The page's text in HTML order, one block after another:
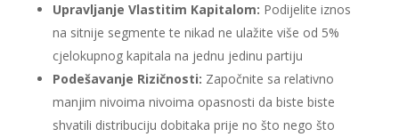
Upravljanje Vlastitim Kapitalom: Podijelite iznos
na sitnije segmente te nikad ne ulažite više od 5%
cjelokupnog kapitala na jednu jedinu partiju
Podešavanje Rizičnosti: Započnite sa relativno
manjim nivoima nivoima opasnosti da biste biste
shvatili distribuciju dobitaka prije no što nego što